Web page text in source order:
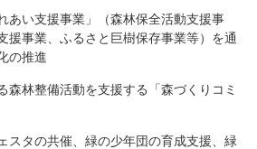
あい支援事業」（森林保全活動支援事
援事業、ふるさと巨樹保存事業等）を通
の推進
森林整備活動を支援する「森づくりコミ
スタの共催、緑の少年団の育成支援、緑